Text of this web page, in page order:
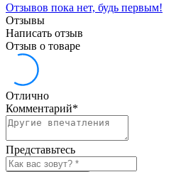
Отзывов пока нет, будь первым!
Отзывы
Написать отзыв
Отзыв о товаре
Отлично
Комментарий*
Представьтесь